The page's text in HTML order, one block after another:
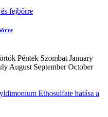
Péntek Szombat January
August September October